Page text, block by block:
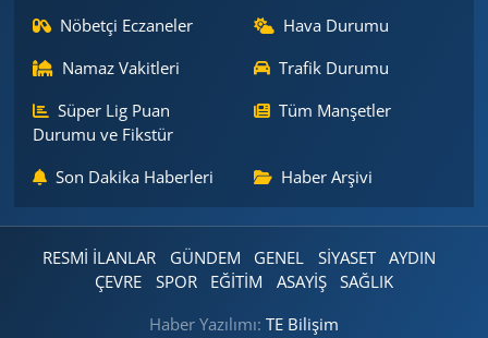
Nöbetçi Eczaneler
Hava Durumu
Namaz Vakitleri
Trafik Durumu
Süper Lig Puan
Durumu ve Fikstür
Tüm Manşetler
Son Dakika Haberleri Haber Arşivi
RESMİ İLANLAR GÜNDEM GENEL SİYASET
AYDIN
ÇEVRE
SPOR EĞİTİM ASAYİŞ
SAĞLIK
Haber Yazılımı: TE Bilişim